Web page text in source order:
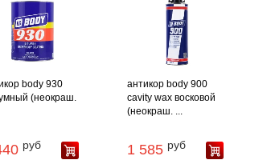
body 930
(неокраш.
руб
антикор body 900
cavity wax восковой
(неокраш. ...
1 585 руб